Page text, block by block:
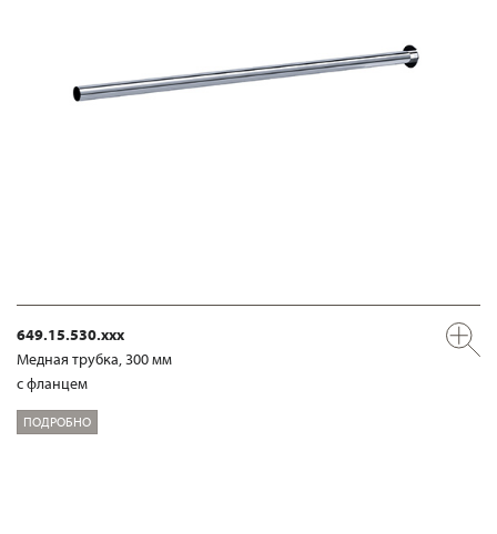
649.15.530.xxx
Медная трубка, 300 мм
с фланцем
ПОДРОБНО